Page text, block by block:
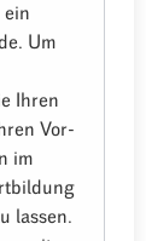
ein
Um
Ihren
Vor-
im
lassen.